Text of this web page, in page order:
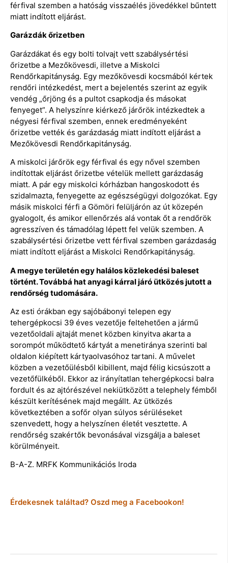
férfival szemben a hatóság visszaélés jövedékkel bűntett
miatt indított eljárást.
Garázdák őrizetben
Garázdákat és egy bolti tolvajt vett szabálysértési
őrizetbe a Mezőkövesdi, illetve a Miskolci
Rendőrkapitányság. Egy mezőkövesdi kocsmából kértek
rendőri intézkedést, mert a bejelentés szerint az egyik
vendég „őrjöng és a pultot csapkodja és másokat
fenyeget”. A helyszínre kiérkező járőrök intézkedtek a
négyesi férfival szemben, ennek eredményeként
őrizetbe vették és garázdaság miatt indított eljárást a
Mezőkövesdi Rendőrkapitányság.
A miskolci járőrök egy férfival és egy nővel szemben
indítottak eljárást őrizetbe vételük mellett garázdaság
miatt. A pár egy miskolci kórházban hangoskodott és
szidalmazta, fenyegette az egészségügyi dolgozókat. Egy
másik miskolci férfi a Gömöri felüljárón az út közepén
gyalogolt, és amikor ellenőrzés alá vontak őt a rendőrök
agresszíven és támadólag lépett fel velük szemben. A
szabálysértési őrizetbe vett férfival szemben garázdaság
miatt indított eljárást a Miskolci Rendőrkapitányság.
A megye területén egy halálos közlekedési baleset
történt. Továbbá hat anyagi kárral járó ütközés jutott a
rendőrség tudomására.
Az esti órákban egy sajóbábonyi telepen egy
tehergépkocsi 39 éves vezetője feltehetően a jármű
vezetőoldali ajtaját menet közben kinyitva akarta a
sorompót működtető kártyát a menetiránya szerinti bal
oldalon kiépített kártyaolvasóhoz tartani. A művelet
közben a vezetőülésből kibillent, majd félig kicsúszott a
vezetőfülkéből. Ekkor az irányítatlan tehergépkocsi balra
fordult és az ajtórészével nekiütközött a telephely fémből
készült kerítésének majd megállt. Az ütközés
következtében a sofőr olyan súlyos sérüléseket
szenvedett, hogy a helyszínen életét vesztette. A
rendőrség szakértők bevonásával vizsgálja a baleset
körülményeit.
B-A-Z. MRFK Kommunikációs Iroda
Érdekesnek találtad? Oszd meg a Facebookon!